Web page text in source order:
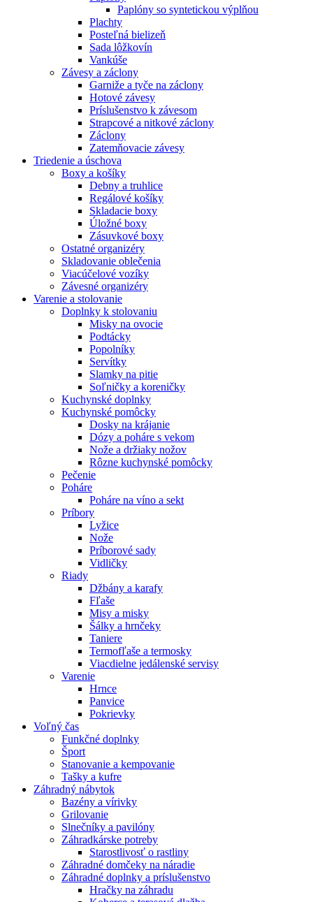
Paplóny so syntetickou výplňou
Plachty
Posteľná bielizeň
Sada lôžkovín
Vankúše
Závesy a záclony
Garniže a tyče na záclony
Hotové závesy
Príslušenstvo k závesom
Strapcové a nitkové záclony
Záclony
Zatemňovacie závesy
Triedenie a úschova
Boxy a košíky
Debny a truhlice
Regálové košíky
Skladacie boxy
Úložné boxy
Zásuvkové boxy
Ostatné organizéry
Skladovanie oblečenia
Viacúčelové vozíky
Závesné organizéry
Varenie a stolovanie
Doplnky k stolovaniu
Misky na ovocie
Podtácky
Popolníky
Servítky
Slamky na pitie
Soľničky a koreničky
Kuchynské doplnky
Kuchynské pomôcky
Dosky na krájanie
Dózy a poháre s vekom
Nože a držiaky nožov
Rôzne kuchynské pomôcky
Pečenie
Poháre
Poháre na víno a sekt
Príbory
Lyžice
Nože
Príborové sady
Vidličky
Riady
Džbány a karafy
Fľaše
Misy a misky
Šálky a hrnčeky
Taniere
Termofľaše a termosky
Viacdielne jedálenské servisy
Varenie
Hrnce
Panvice
Pokrievky
Voľný čas
Funkčné doplnky
Šport
Stanovanie a kempovanie
Tašky a kufre
Záhradný nábytok
Bazény a vírivky
Grilovanie
Slnečníky a pavilóny
Záhradkárske potreby
Starostlivosť o rastliny
Záhradné domčeky na náradie
Záhradné doplnky a príslušenstvo
Hračky na záhradu